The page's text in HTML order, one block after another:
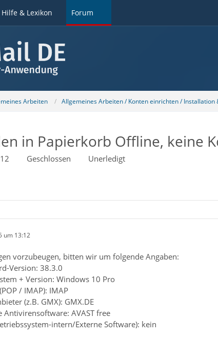
Hilfe & Lexikon Forum
Arbeiten Allgemeines Arbeiten / Konten einrichten / Installation
in Papierkorb Offline, keine
Geschlossen Unerledigt
um 13:12
vorzubeugen, bitten wir um folgende Angaben:
Version: 38.3.0
+ Version: Windows 10 Pro
/ IMAP): IMAP
(z.B. GMX): GMX.DE
Antivirensoftware: AVAST free
intern/Externe Software): kein